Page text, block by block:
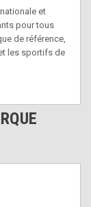
et
pour tous
de référence,
les sportifs de